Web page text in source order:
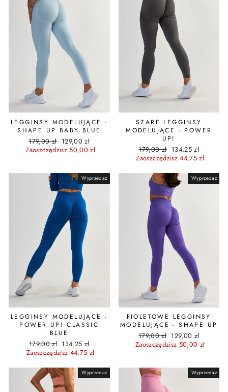
LEGGINSY MODELUJĄCE -
SHAPE UP BABY BLUE
Cena
regularna
179,00 zł Cena
promocyjna
129,00 zł
Zaoszczędzisz 50,00 zł
SZARE LEGGINSY
MODELUJĄCE - POWER
UP!
Cena
regularna
179,00 zł Cena
promocyjna
134,25 zł
Zaoszczędzisz 44,75 zł
Wyprzedaż
LEGGINSY MODELUJĄCE -
POWER UP! CLASSIC
BLUE
Cena
regularna
179,00 zł Cena
promocyjna
134,25 zł
Zaoszczędzisz 44,75 zł
Wyprzedaż
FIOLETOWE LEGGINSY
MODELUJĄCE - SHAPE UP
Cena
regularna
179,00 zł Cena
promocyjna
129,00 zł
Zaoszczędzisz 50,00 zł
Wyprzedaż Wyprzedaż